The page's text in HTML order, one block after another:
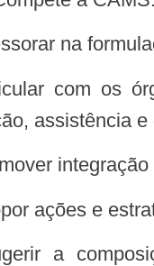
na
assistência
ações e